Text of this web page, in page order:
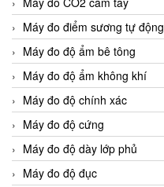
Máy đo điểm sương tự động
Máy đo độ ẩm bê tông
Máy đo độ ẩm không khí
Máy đo độ chính xác
Máy đo độ cứng
Máy đo độ dày lớp phủ
Máy đo độ đục